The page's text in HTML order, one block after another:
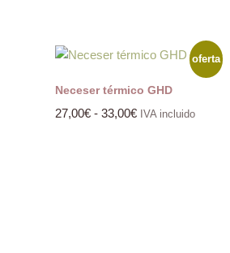
oferta
Neceser térmico GHD
27,00€ - 33,00€ IVA incluido